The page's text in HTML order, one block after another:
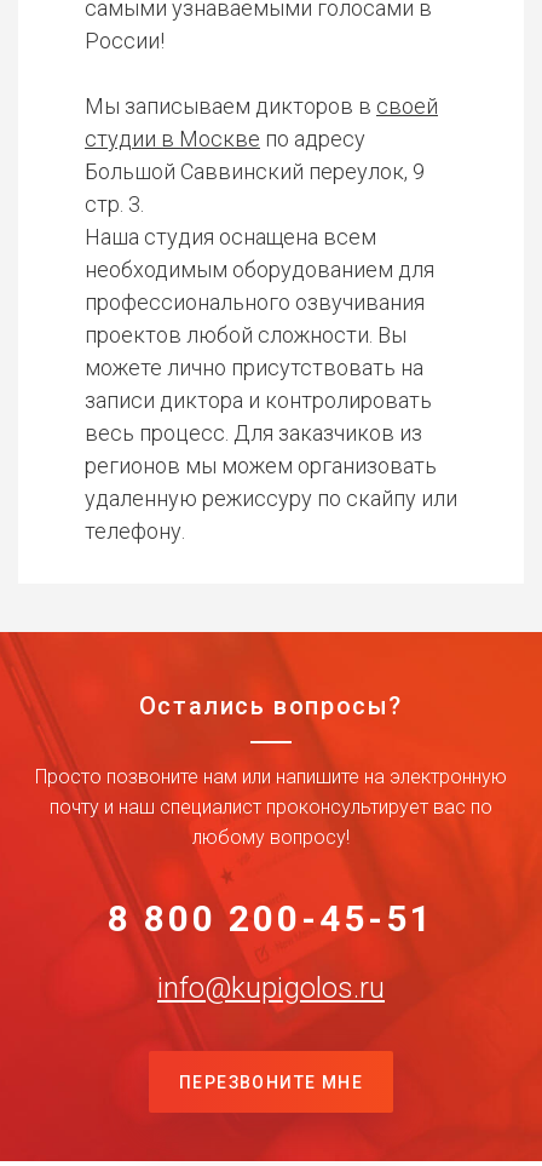
самыми узнаваемыми голосами в
России!
Мы записываем дикторов в своей
студии в Москве по адресу
Большой Саввинский переулок, 9
стр. 3.
Наша студия оснащена всем
необходимым оборудованием для
профессионального озвучивания
проектов любой сложности. Вы
можете лично присутствовать на
записи диктора и контролировать
весь процесс. Для заказчиков из
регионов мы можем организовать
удаленную режиссуру по скайпу или
телефону.
Остались вопросы?
Просто позвоните нам или напишите на электронную
почту и наш специалист проконсультирует вас по
любому вопросу!
8 800 200-45-51
info@kupigolos.ru
ПЕРЕЗВОНИТЕ МНЕ